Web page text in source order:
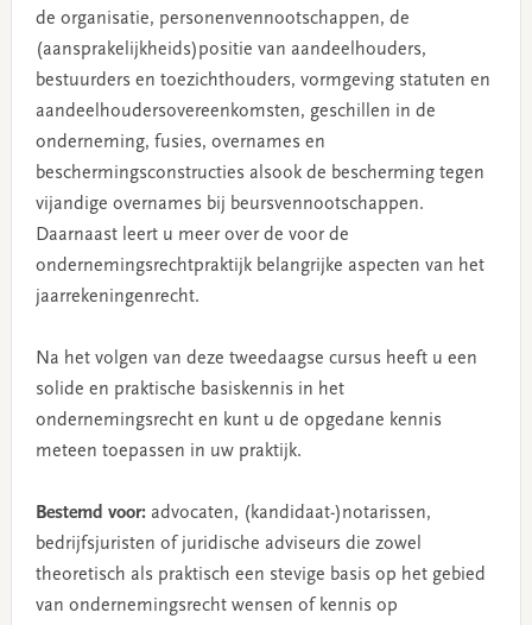
de organisatie, personenvennootschappen, de
(aansprakelijkheids)positie van aandeelhouders,
bestuurders en toezichthouders, vormgeving statuten en
aandeelhoudersovereenkomsten, geschillen in de
onderneming, fusies, overnames en
beschermingsconstructies alsook de bescherming tegen
vijandige overnames bij beursvennootschappen.
Daarnaast leert u meer over de voor de
ondernemingsrechtpraktijk belangrijke aspecten van het
jaarrekeningenrecht.
Na het volgen van deze tweedaagse cursus heeft u een
solide en praktische basiskennis in het
ondernemingsrecht en kunt u de opgedane kennis
meteen toepassen in uw praktijk.
Bestemd voor: advocaten, (kandidaat-)notarissen,
bedrijfsjuristen of juridische adviseurs die zowel
theoretisch als praktisch een stevige basis op het gebied
van ondernemingsrecht wensen of kennis op